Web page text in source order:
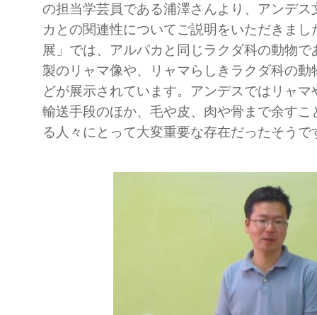
の担当学芸員である浦澤さんより、アンデ
カとの関連性についてご説明をいただきま
展」では、アルパカと同じラクダ科の動物
製のリャマ像や、リャマらしきラクダ科の
どが展示されています。アンデスではリャ
輸送手段のほか、毛や皮、肉や骨まで余す
る人々にとって大変重要な存在だったそうで